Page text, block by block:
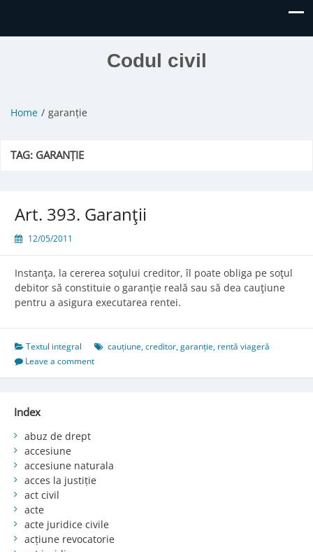
Codul civil
Home garanție
TAG: GARANȚIE
Art. 393. Garanţii
12/05/2011
Instanţa, la cererea soţului creditor, îl poate obliga pe soţul
debitor să constituie o garanţie reală sau să dea cauţiune
pentru a asigura executarea rentei.
Textul integral cauțiune,creditor,garanție, rentă viageră
Leave a comment
Index
abuz de drept
accesiune
accesiune naturala
acces la justiție
act civil
acte
acte juridice civile
acțiune revocatorie